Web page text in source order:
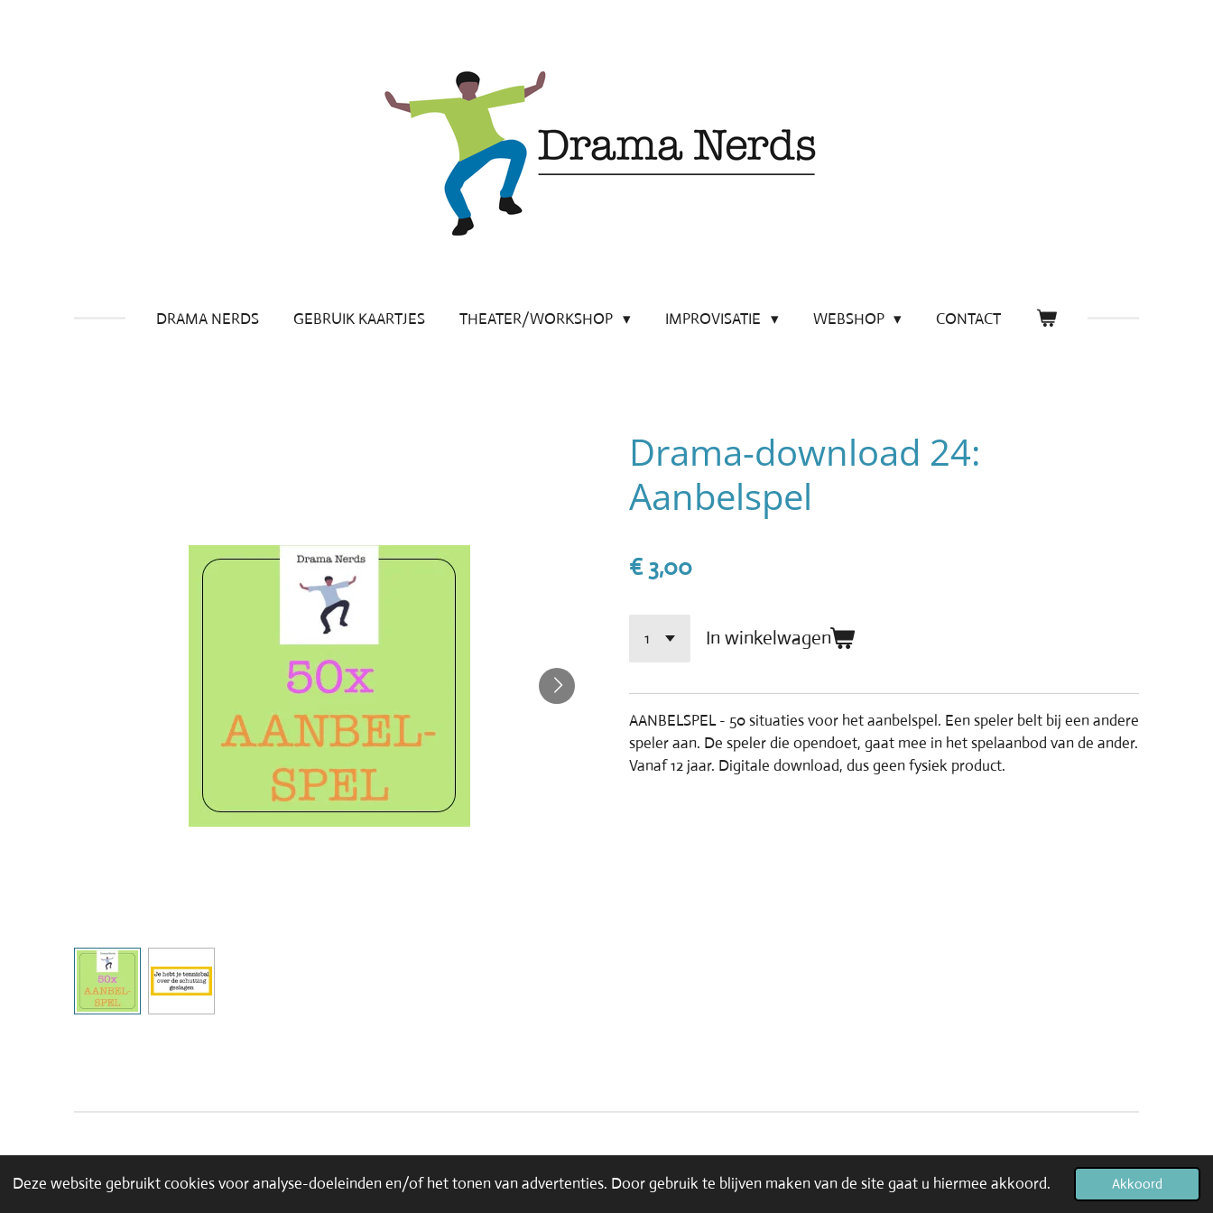
Deze website gebruikt cookies voor analyse-doeleinden en/of het tonen van advertenties. Door gebruik te blijven maken van de site gaat u hiermee akkoord. Akkoord
DRAMA NERDS GEBRUIK KAARTJES THEATER/WORKSHOP IMPROVISATIE WEBSHOP CONTACT
Drama-download 24:
Aanbelspel
€ 3,00
In winkelwagen
AANBELSPEL - 50 situaties voor het aanbelspel. Een speler belt bij een andere
speler aan. De speler die opendoet, gaat mee in het spelaanbod van de ander.
Vanaf 12 jaar. Digitale download, dus geen fysiek product.